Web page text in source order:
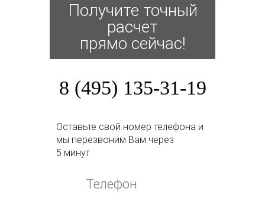
Получите точный
расчет
прямо сейчас!
8 (495) 135-31-19
Оставьте свой номер телефона и
мы перезвоним Вам через
5 минут